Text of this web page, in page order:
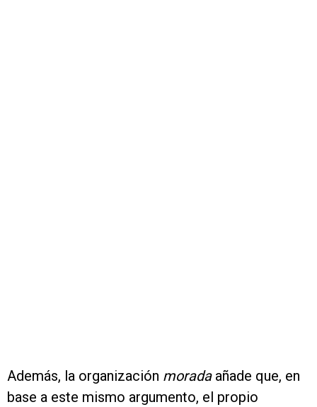
Además, la organización moradaañade que, en
base a este mismo argumento, el propio